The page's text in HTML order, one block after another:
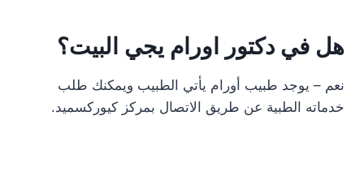
هل في دكتور اورام يجي البيت؟
نعم – يوجد طبيب أورام يأتي الطبيب ويمكنك طلب
خدماته الطبية عن طريق الاتصال بمركز كيوركسميد.